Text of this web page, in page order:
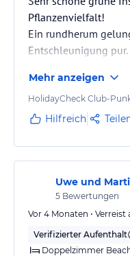
Pflanzenvielfalt!
Ein rundherum
Entschleunigung pur.
Mehr anzeigen
HolidayCheck Club-
Hilfreich
Uwe und
5 Bewertungen
Vor 4 Monaten •
Verifizierter Aufenthalt
Doppelzimmer